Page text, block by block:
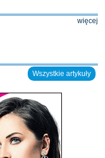
więcej
Wszystkie artykuły